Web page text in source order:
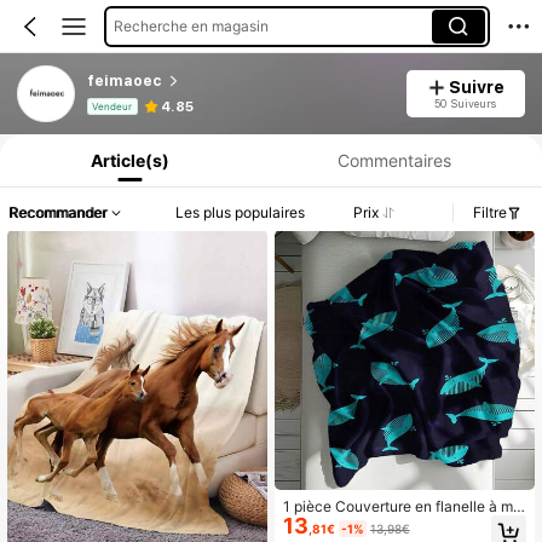
Recherche en magasin
feimaoec
Vendeur 4.85
Suivre
50 Suiveurs
Informations produit : Divulgation des prix, détails sur les ventes et le stock.
Article(s) Commentaires
Recommander Les plus populaires Prix Filtre
1 pièce Couverture en flanelle à mo
tif de baleine de dessin animé mini
13 ,81€ -1% 13,98€